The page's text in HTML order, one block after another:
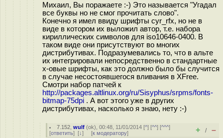
Михаил, Вы поражаете :-) Это называется "Угадал
все буквы но не смог прочитать слово".
Конечно я имел ввиду шрифты cyr_rfx, но не в
виде в котором их выложил автор, т.е. набора
кириллических символов для iso10646-0400. В
таком виде они присутствуют во многих
дистрибутивах. Подразумевались то, что в альте
их интегрировали непосредственно в стандартные
x-овые шрифты, как это должно было бы случится
в случае несостоявшегося вливания в XFree.
Смотри набор патчей к
http://packages.altlinux.org/ru/Sisyphus/srpms/fonts-
bitmap-75dpi . А вот этого уже в других
дистрибутивах, насколько я знаю, нету :-)
7.152 ,wulf (ok), 00:48, 11/01/2014 [^] [^^] [^^^]
[ответить] [↓] [к модератору] + / –